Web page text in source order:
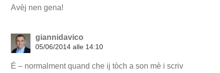
Avèj nen gena!
giannidavico
05/06/2014 alle 14:10
É – normalment quand che ij tòch a son mè i scriv